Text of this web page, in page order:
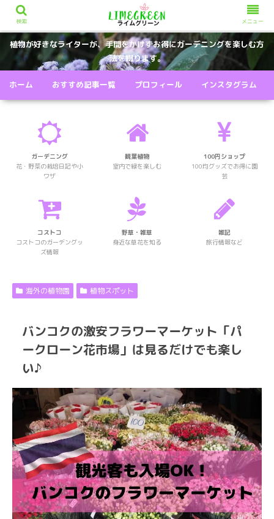
植物が好きなライターが、手間をかけずお得にガーデニングを楽しむ方
法を綴ります。
ホーム おすすめ記事一覧 プロフィール インスタグラム
ガーデニング
花・野菜の栽培日記や小
ワザ
観葉植物
室内で緑を楽しむ
100円ショップ
100均グッズでお得に園
芸
コストコ
コストコのガーデングッ
ズ情報
野草・雑草
身近な草花を知る
雑記
旅行情報など
海外の植物園 植物スポット
バンコクの激安フラワーマーケット「パ
ークローン花市場」は見るだけでも楽し
い♪
検索 メニュー